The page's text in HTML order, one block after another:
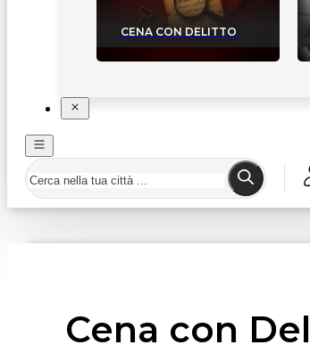
CENA CON DELITTO
Cena con